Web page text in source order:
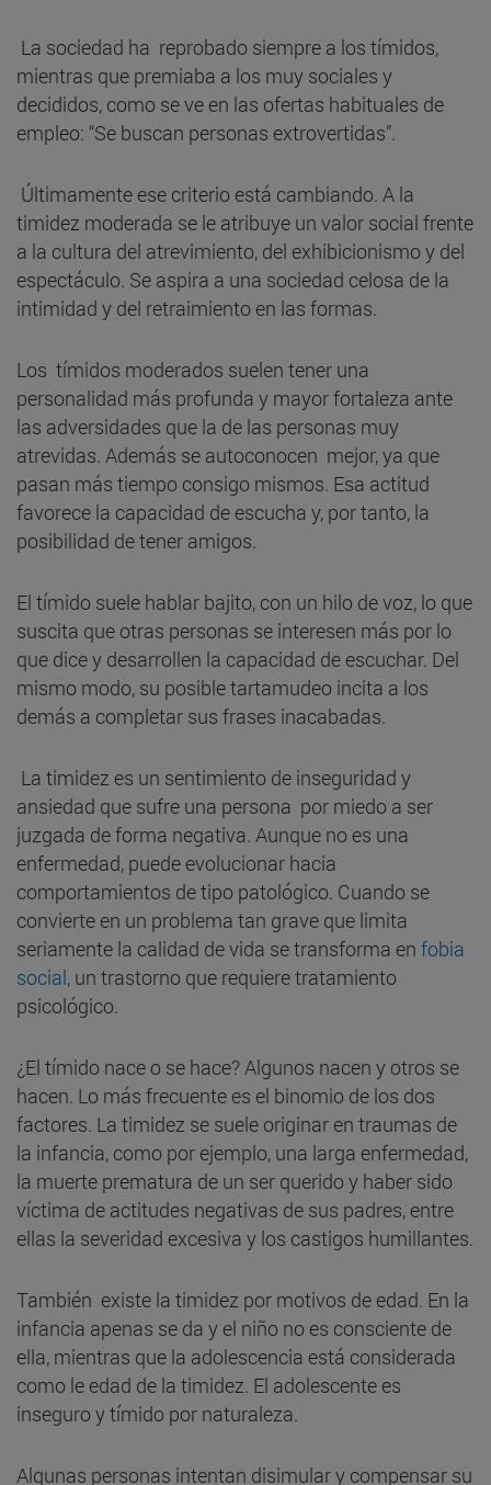
La sociedad ha reprobado siempre a los tímidos,
mientras que premiaba a los muy sociales y
decididos, como se ve en las ofertas habituales de
empleo: “Se buscan personas extrovertidas”.
Últimamente ese criterio está cambiando. A la
timidez moderada se le atribuye un valor social frente
a la cultura del atrevimiento, del exhibicionismo y del
espectáculo. Se aspira a una sociedad celosa de la
intimidad y del retraimiento en las formas.
Los tímidos moderados suelen tener una
personalidad más profunda y mayor fortaleza ante
las adversidades que la de las personas muy
atrevidas. Además se autoconocen mejor, ya que
pasan más tiempo consigo mismos. Esa actitud
favorece la capacidad de escucha y, por tanto, la
posibilidad de tener amigos.
El tímido suele hablar bajito, con un hilo de voz, lo que
suscita que otras personas se interesen más por lo
que dice y desarrollen la capacidad de escuchar. Del
mismo modo, su posible tartamudeo incita a los
demás a completar sus frases inacabadas.
La timidez es un sentimiento de inseguridad y
ansiedad que sufre una persona por miedo a ser
juzgada de forma negativa. Aunque no es una
enfermedad, puede evolucionar hacia
comportamientos de tipo patológico. Cuando se
convierte en un problema tan grave que limita
seriamente la calidad de vida se transforma en fobia
social, un trastorno que requiere tratamiento
psicológico.
¿El tímido nace o se hace? Algunos nacen y otros se
hacen. Lo más frecuente es el binomio de los dos
factores. La timidez se suele originar en traumas de
la infancia, como por ejemplo, una larga enfermedad,
la muerte prematura de un ser querido y haber sido
víctima de actitudes negativas de sus padres, entre
ellas la severidad excesiva y los castigos humillantes.
También existe la timidez por motivos de edad. En la
infancia apenas se da y el niño no es consciente de
ella, mientras que la adolescencia está considerada
como le edad de la timidez. El adolescente es
inseguro y tímido por naturaleza.
Algunas personas intentan disimular y compensar su